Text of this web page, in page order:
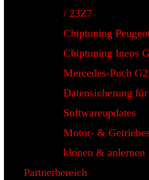
/ 23Z7
Chiptuning
Chiptuning Ineos
Mercedes-Puch
Datensicherung
Softwareupdates
Motor- &
klonen & anlernen
Partnerbereich